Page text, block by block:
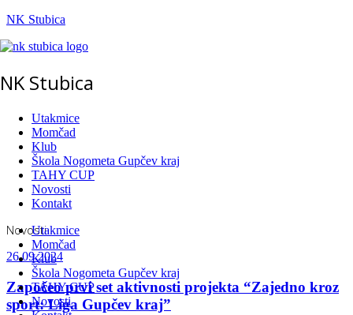
Preskoči
sadržaj
NK Stubica
NK Stubica
Menu
Utakmice
Momčad
Klub
Škola Nogometa Gupčev kraj
TAHY CUP
Novosti
Kontakt
Utakmice
Momčad
Klub
Škola Nogometa Gupčev kraj
TAHY CUP
Novosti
Novosti
26.09.2024
Započeo prvi set aktivnosti projekta “Zajedno kroz
sport: Liga Gupčev kraj”